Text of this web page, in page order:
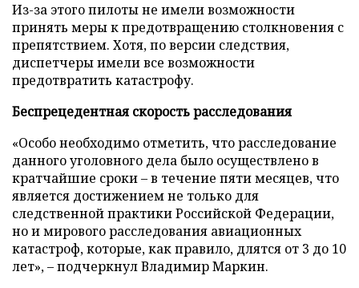
Из-за этого пилоты не имели возможности
принять меры к предотвращению столкновения с
препятствием. Хотя, по версии следствия,
диспетчеры имели все возможности
предотвратить катастрофу.
Беспрецедентная скорость расследования
«Особо необходимо отметить, что расследование
данного уголовного дела было осуществлено в
кратчайшие сроки – в течение пяти месяцев, что
является достижением не только для
следственной практики Российской Федерации,
но и мирового расследования авиационных
катастроф, которые, как правило, длятся от 3 до 10
лет», – подчеркнул Владимир Маркин.